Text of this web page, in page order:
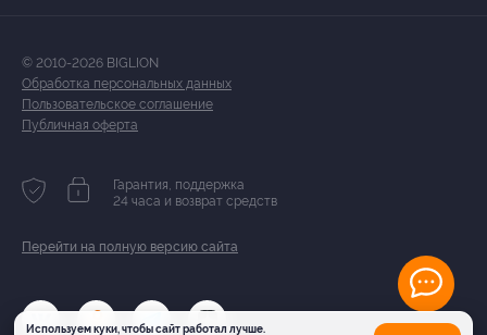
Используем куки, чтобы сайт работал лучше.
© 2010-2026 BIGLION
Обработка персональных данных
Пользовательское соглашение
Публичная оферта
Гарантия, поддержка
24 часа и возврат средств
Перейти на полную версию сайта